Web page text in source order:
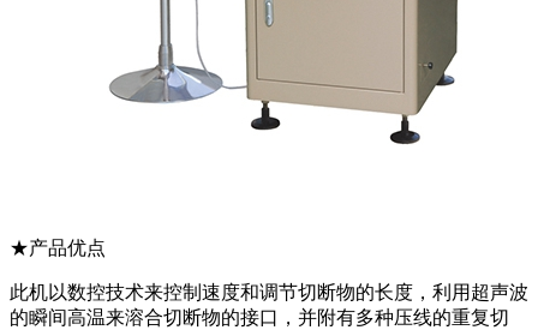
★产品优点
此机以数控技术来控制速度和调节切断物的长度，利用超声波
的瞬间高温来溶合切断物的接口，并附有多种压线的重复切